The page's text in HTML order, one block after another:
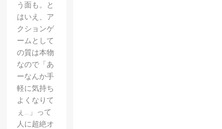
う面も。と
はいえ、ア
クションゲ
ームとして
の質は本物
なので「あ
ーなんか手
軽に気持ち
よくなりて
ぇ…」って
人に超絶オ